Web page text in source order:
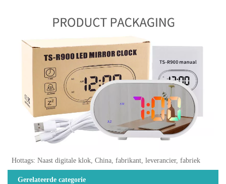
Hottags: Naast digitale klok, China, fabrikant, leverancier, fabriek
Gerelateerde categorie